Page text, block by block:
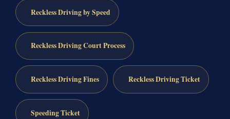
Reckless Driving by Speed
Reckless Driving Court Process
Reckless Driving Fines Reckless Driving Ticket
Speeding Ticket